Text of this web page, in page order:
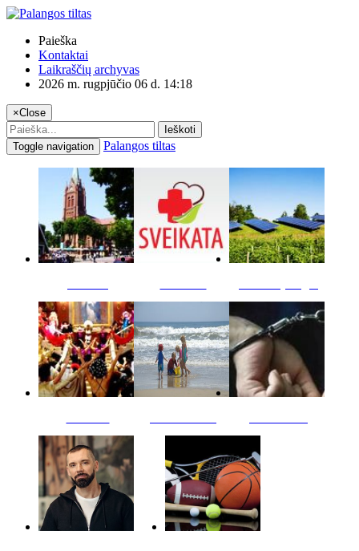
Paieška
Kontaktai
Laikraščių archyvas
2026 m. rugpjūčio 06 d. 14:18
×Close
Ieškoti
Toggle navigation
Palangos tiltas